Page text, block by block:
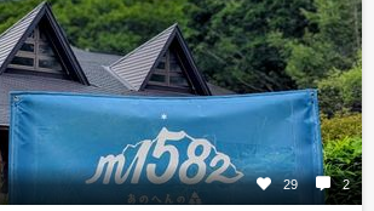
29 2